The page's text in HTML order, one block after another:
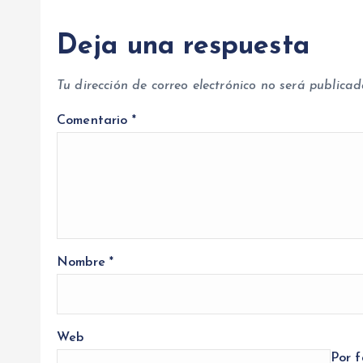
Deja una respuesta
Tu dirección de correo electrónico no será
Comentario *
Nombre*
Web
Por